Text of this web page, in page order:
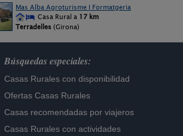
Mas Alba Agroturisme I Formatgeria
Casa Rural a 17 km
Terradelles (Girona)
Búsquedas especiales:
Casas Rurales con disponibilidad
Ofertas Casas Rurales
Casas recomendadas por viajeros
Casas Rurales con actividades